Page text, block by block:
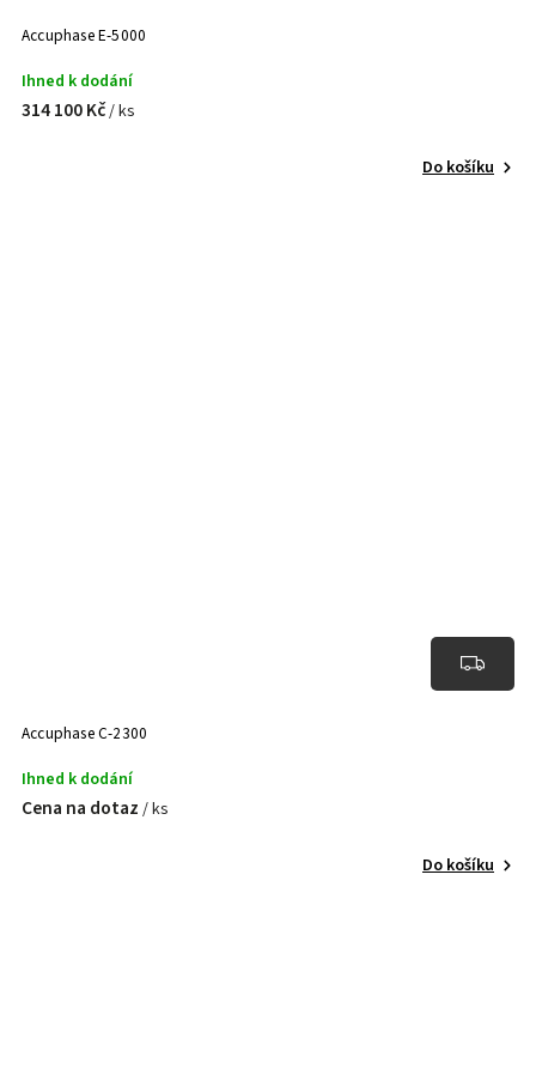
Accuphase E-5000
Ihned k dodání
314 100 Kč/ ks
Do košíku
Accuphase C-2300
Ihned k dodání
Cena na dotaz / ks
Do košíku